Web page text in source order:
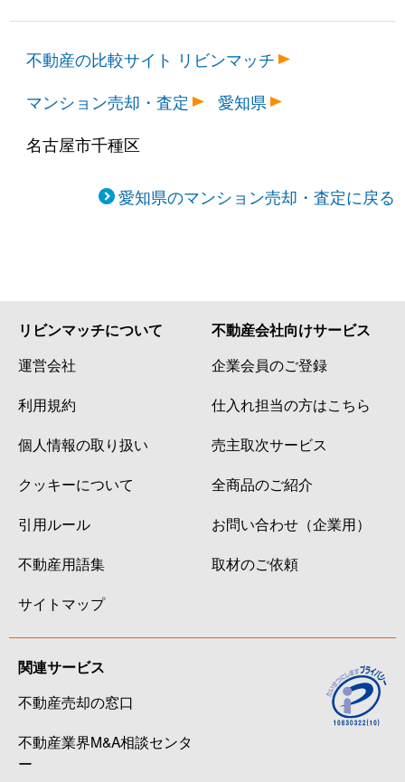
不動産の比較サイト リビンマッチ
マンション売却・査定
愛知県
名古屋市千種区
愛知県のマンション売却・査定に戻る
リビンマッチについて
運営会社
利用規約
個人情報の取り扱い
クッキーについて
引用ルール
不動産用語集
サイトマップ
不動産会社向けサービス
企業会員のご登録
仕入れ担当の方はこちら
売主取次サービス
全商品のご紹介
お問い合わせ（企業用）
取材のご依頼
関連サービス
不動産売却の窓口
不動産業界M&A相談センタ
ー